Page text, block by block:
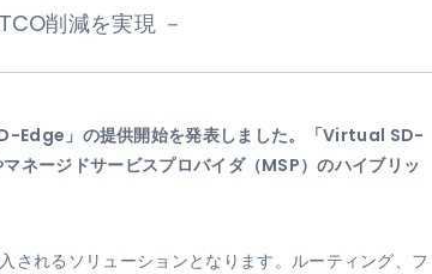
削減を実現 －
Edge」の提供開始を発表しました。「Virtual SD-
ネージドサービスプロバイダ（MSP）のハイブリッ
れるソリューションとなります。ルーティング、フ